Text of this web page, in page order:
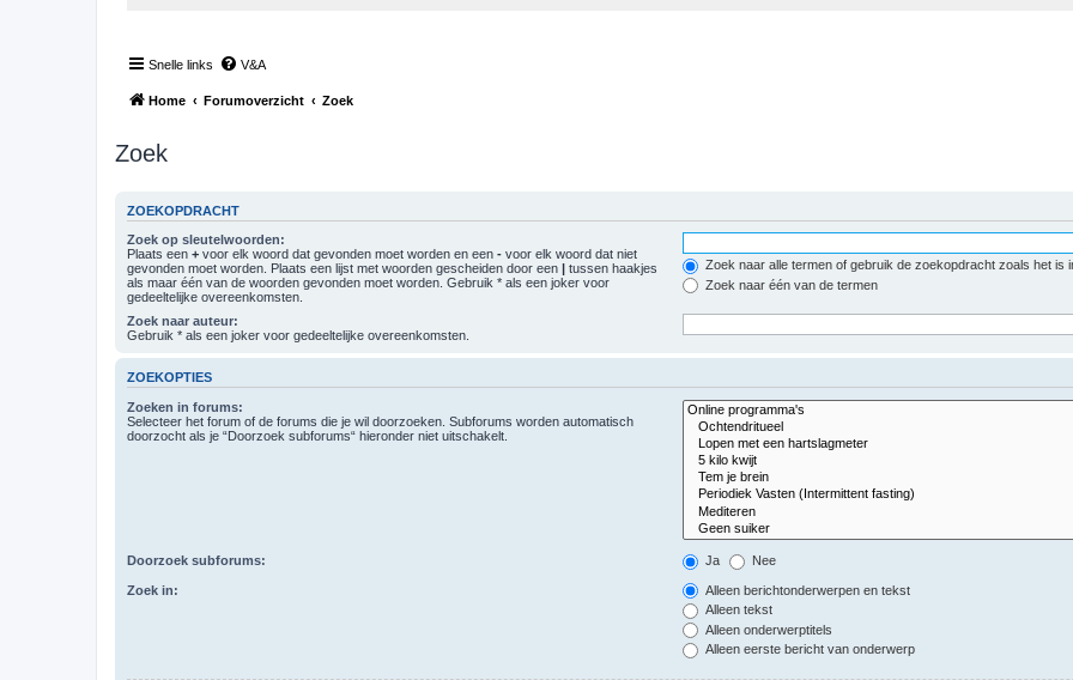
Snelle links V&A
Home Forumoverzicht Zoek
Zoek
ZOEKOPDRACHT
Zoek op sleutelwoorden:
Plaats een + voor elk woord dat gevonden moet worden en een - voor elk woord dat niet
gevonden moet worden. Plaats een lijst met woorden gescheiden door een | tussen haakjes
als maar één van de woorden gevonden moet worden. Gebruik * als een joker voor
gedeeltelijke overeenkomsten.
Zoek naar alle termen of gebruik de zoekopdracht zoals het is
Zoek naar één van de termen
Zoek naar auteur:
Gebruik * als een joker voor gedeeltelijke overeenkomsten.
ZOEKOPTIES
Zoeken in forums:
Selecteer het forum of de forums die je wil doorzoeken. Subforums worden automatisch
doorzocht als je “Doorzoek subforums“ hieronder niet uitschakelt.
Doorzoek subforums: Ja Nee
Zoek in:
Alleen berichtonderwerpen en tekst
Alleen tekst
Alleen onderwerptitels
Alleen eerste bericht van onderwerp